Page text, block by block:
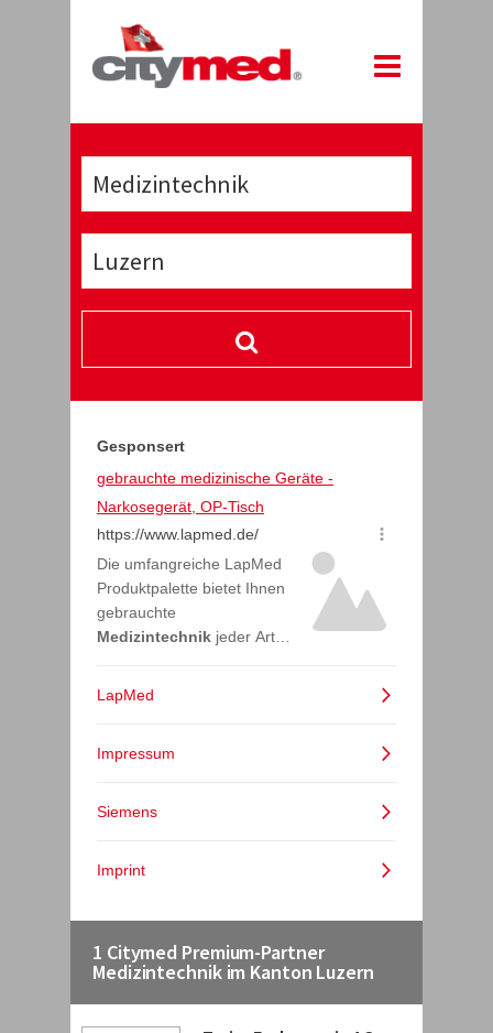
1 Citymed Premium-Partner
Medizintechnik im Kanton Luzern